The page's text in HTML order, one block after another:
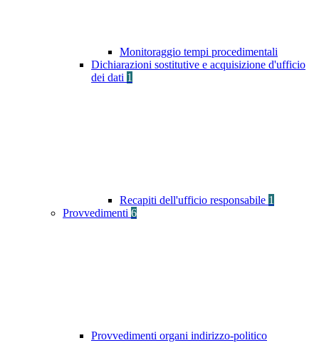
Monitoraggio tempi procedimentali
Dichiarazioni sostitutive e acquisizione d'ufficio
dei dati 1
Recapiti dell'ufficio responsabile 1
Provvedimenti 6
Provvedimenti organi indirizzo-politico